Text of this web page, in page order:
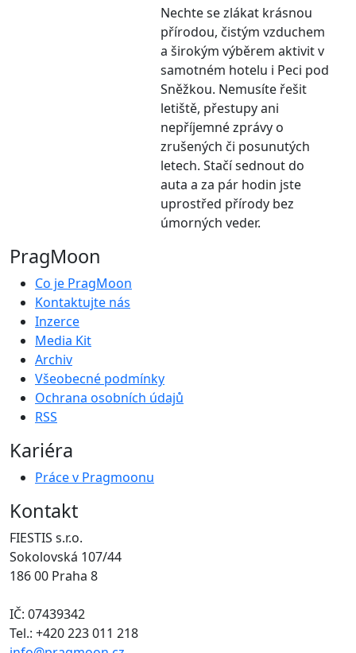
Nechte se zlákat krásnou
přírodou, čistým vzduchem
a širokým výběrem aktivit v
samotném hotelu i Peci pod
Sněžkou. Nemusíte řešit
letiště, přestupy ani
nepříjemné zprávy o
zrušených či posunutých
letech. Stačí sednout do
auta a za pár hodin jste
uprostřed přírody bez
úmorných veder.
PragMoon
Co je PragMoon
Kontaktujte nás
Inzerce
Media Kit
Archiv
Všeobecné podmínky
Ochrana osobních údajů
RSS
Kariéra
Práce v Pragmoonu
Kontakt
FIESTIS s.r.o.
Sokolovská 107/44
186 00 Praha 8
IČ: 07439342
Tel.: +420 223 011 218